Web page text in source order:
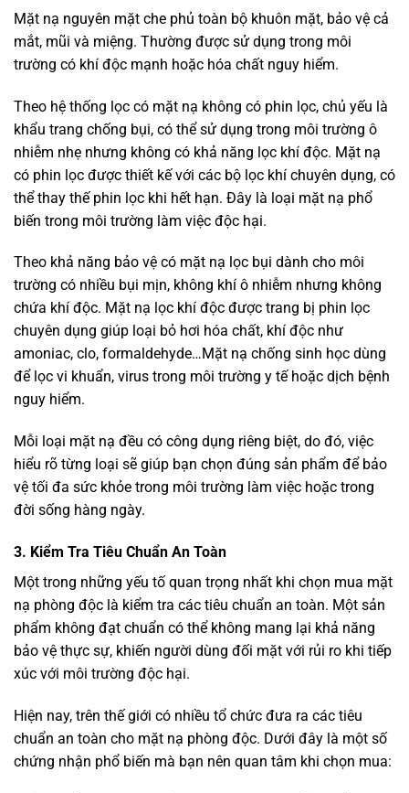
Mặt nạ nguyên mặt che phủ toàn bộ khuôn mặt, bảo vệ cả
mắt, mũi và miệng. Thường được sử dụng trong môi
trường có khí độc mạnh hoặc hóa chất nguy hiểm.
Theo hệ thống lọc có mặt nạ không có phin lọc, chủ yếu là
khẩu trang chống bụi, có thể sử dụng trong môi trường ô
nhiễm nhẹ nhưng không có khả năng lọc khí độc. Mặt nạ
có phin lọc được thiết kế với các bộ lọc khí chuyên dụng, có
thể thay thế phin lọc khi hết hạn. Đây là loại mặt nạ phổ
biến trong môi trường làm việc độc hại.
Theo khả năng bảo vệ có mặt nạ lọc bụi dành cho môi
trường có nhiều bụi mịn, không khí ô nhiễm nhưng không
chứa khí độc. Mặt nạ lọc khí độc được trang bị phin lọc
chuyên dụng giúp loại bỏ hơi hóa chất, khí độc như
amoniac, clo, formaldehyde…Mặt nạ chống sinh học dùng
để lọc vi khuẩn, virus trong môi trường y tế hoặc dịch bệnh
nguy hiểm.
Mỗi loại mặt nạ đều có công dụng riêng biệt, do đó, việc
hiểu rõ từng loại sẽ giúp bạn chọn đúng sản phẩm để bảo
vệ tối đa sức khỏe trong môi trường làm việc hoặc trong
đời sống hàng ngày.
3. Kiểm Tra Tiêu Chuẩn An Toàn
Một trong những yếu tố quan trọng nhất khi chọn mua mặt
nạ phòng độc là kiểm tra các tiêu chuẩn an toàn. Một sản
phẩm không đạt chuẩn có thể không mang lại khả năng
bảo vệ thực sự, khiến người dùng đối mặt với rủi ro khi tiếp
xúc với môi trường độc hại.
Hiện nay, trên thế giới có nhiều tổ chức đưa ra các tiêu
chuẩn an toàn cho mặt nạ phòng độc. Dưới đây là một số
chứng nhận phổ biến mà bạn nên quan tâm khi chọn mua: